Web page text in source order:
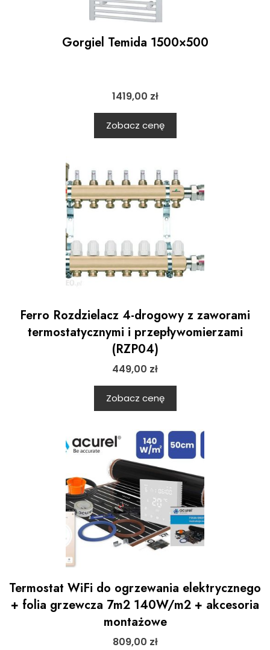
Gorgiel Temida 1500×500
1419,00 zł
Zobacz cenę
Ferro Rozdzielacz 4-drogowy z zaworami
termostatycznymi i przepływomierzami
(RZP04)
449,00 zł
Zobacz cenę
Termostat WiFi do ogrzewania elektrycznego
+ folia grzewcza 7m2 140W/m2 + akcesoria
montażowe
809,00 zł